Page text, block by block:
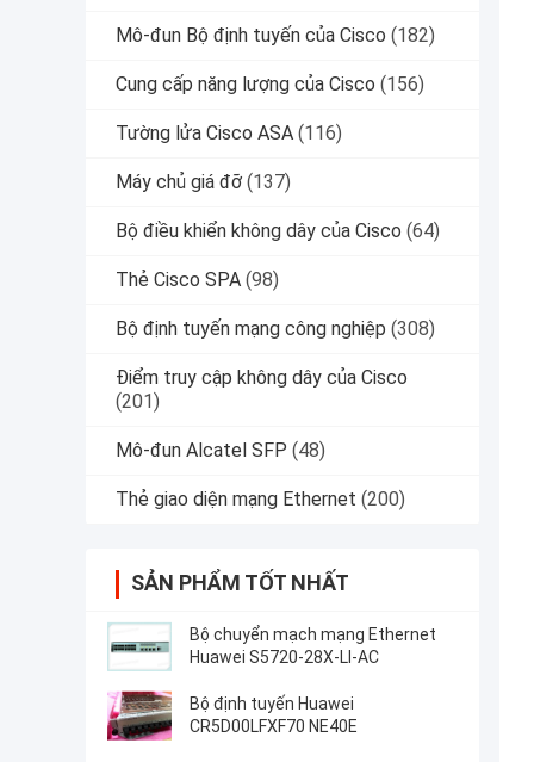
Mô-đun Bộ định tuyến của Cisco (182)
Cung cấp năng lượng của Cisco (156)
Tường lửa Cisco ASA (116)
Máy chủ giá đỡ (137)
Bộ điều khiển không dây của Cisco (64)
Thẻ Cisco SPA (98)
Bộ định tuyến mạng công nghiệp (308)
Điểm truy cập không dây của Cisco
(201)
Mô-đun Alcatel SFP (48)
Thẻ giao diện mạng Ethernet (200)
SẢN PHẨM TỐT NHẤT
Bộ chuyển mạch mạng Ethernet
Huawei S5720-28X-LI-AC
Bộ định tuyến Huawei
CR5D00LFXF70 NE40E